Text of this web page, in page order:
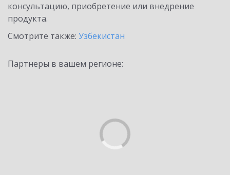
консультацию, приобретение или внедрение
продукта.
Смотрите также: Узбекистан
Партнеры в вашем регионе: